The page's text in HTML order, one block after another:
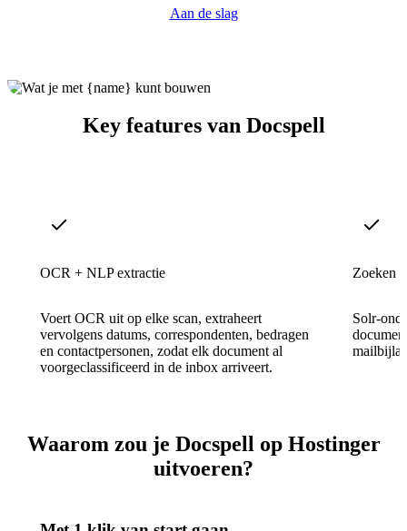
Aan de slag
Key features van Docspell
OCR + NLP extractie
Voert OCR uit op elke scan, extraheert
vervolgens datums, correspondenten, bedragen
en contactpersonen, zodat elk document al
voorgeclassificeerd in de inbox arriveert.
Zoeken
Solr-
Waarom zou je Docspell op Hostinger
uitvoeren?